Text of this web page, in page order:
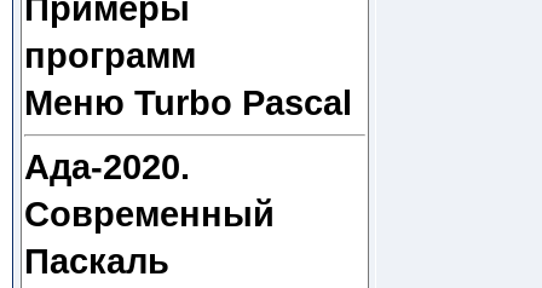
Примеры
программ
Меню Turbo Pascal
Ада-2020.
Современный
Паскаль